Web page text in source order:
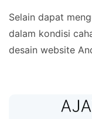
Selain dapat
dalam kondisi
desain website